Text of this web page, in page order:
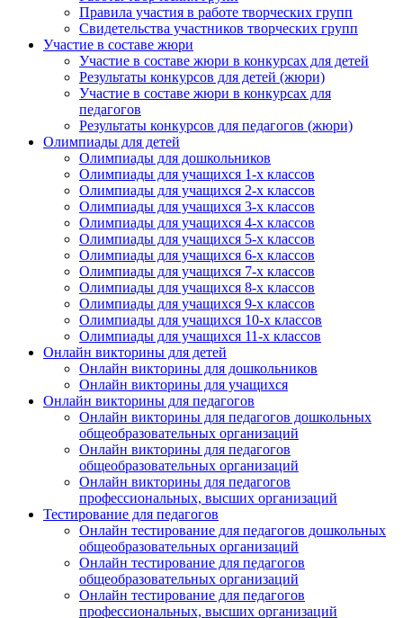
Правила участия в работе творческих групп
Свидетельства участников творческих групп
Участие в составе жюри
Участие в составе жюри в конкурсах для детей
Результаты конкурсов для детей (жюри)
Участие в составе жюри в конкурсах для
педагогов
Результаты конкурсов для педагогов (жюри)
Олимпиады для детей
Олимпиады для дошкольников
Олимпиады для учащихся 1-х классов
Олимпиады для учащихся 2-х классов
Олимпиады для учащихся 3-х классов
Олимпиады для учащихся 4-х классов
Олимпиады для учащихся 5-х классов
Олимпиады для учащихся 6-х классов
Олимпиады для учащихся 7-х классов
Олимпиады для учащихся 8-х классов
Олимпиады для учащихся 9-х классов
Олимпиады для учащихся 10-х классов
Олимпиады для учащихся 11-х классов
Онлайн викторины для детей
Онлайн викторины для дошкольников
Онлайн викторины для учащихся
Онлайн викторины для педагогов
Онлайн викторины для педагогов дошкольных
общеобразовательных организаций
Онлайн викторины для педагогов
общеобразовательных организаций
Онлайн викторины для педагогов
профессиональных, высших организаций
Тестирование для педагогов
Онлайн тестирование для педагогов дошкольных
общеобразовательных организаций
Онлайн тестирование для педагогов
общеобразовательных организаций
Онлайн тестирование для педагогов
профессиональных, высших организаций
Организация
Подписаться
Нажимая на кнопку, вы даете согласие на обработку своих
персональных данных согласно 152-ФЗ.Подробнее